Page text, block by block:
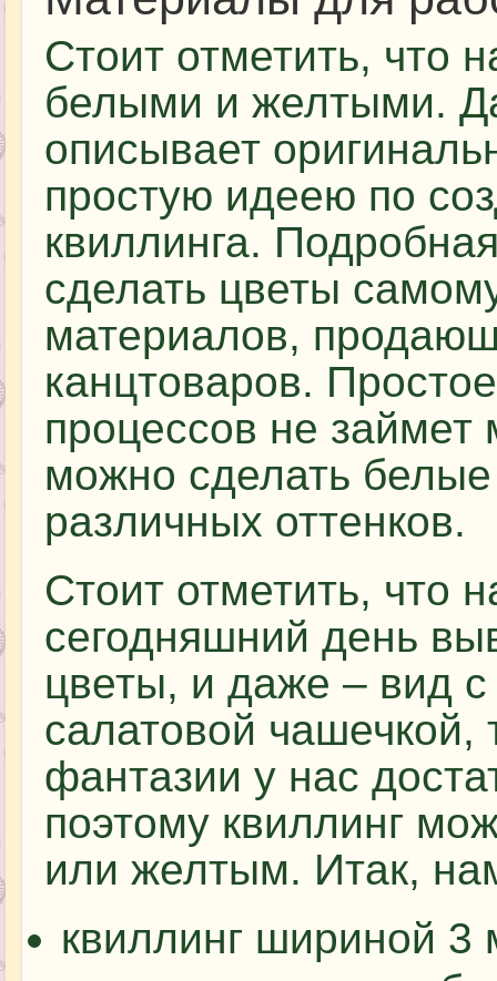
Стоит отметить, что
белыми и желтыми.
описывает
простую идеею по
квиллинга.
сделать цветы
материалов,
канцтоваров.
процессов не
можно сделать
различных оттенков.
Стоит отметить, что
сегодняшний день
цветы, и даже – вид
салатовой чашечкой,
фантазии у нас
поэтому квиллинг
или желтым. Итак,
квиллинг шириной